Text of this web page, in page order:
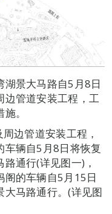
湖景大马路自5月8日
边管道安装工程，工
。
边管道安装工程，
车辆自5月8日将恢复
通行(详见图一)，
阁的车辆自5月15日
大马路通行。(详见图